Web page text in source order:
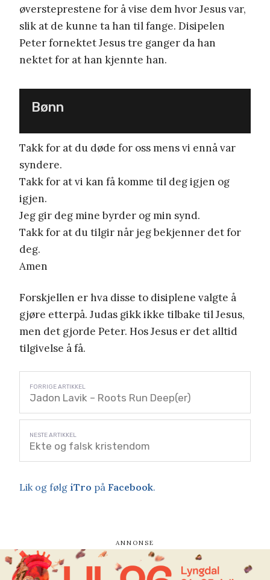
øversteprestene for å vise dem hvor Jesus var,
slik at de kunne ta han til fange. Disipelen
Peter fornektet Jesus tre ganger da han
nektet for at han kjennte han.
Bønn
Takk for at du døde for oss mens vi ennå var
syndere.
Takk for at vi kan få komme til deg igjen og
igjen.
Jeg gir deg mine byrder og min synd.
Takk for at du tilgir når jeg bekjenner det for
deg.
Amen
Forskjellen er hva disse to disiplene valgte å
gjøre etterpå. Judas gikk ikke tilbake til Jesus,
men det gjorde Peter. Hos Jesus er det alltid
tilgivelse å få.
Jadon Lavik – Roots Run Deep(er)
Ekte og falsk kristendom
Lik og følg iTro på Facebook.